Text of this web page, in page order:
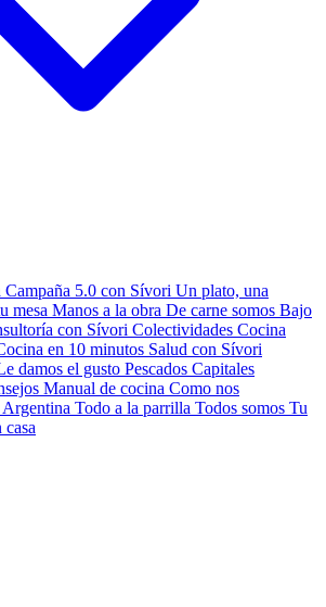
Campaña 5.0 con Sívori Un plato, una
mesa Manos a la obra De carne somos Bajo
con Sívori Colectividades Cocina
en 10 minutos Salud con Sívori
damos el gusto Pescados Capitales
Manual de cocina Como nos
Todo a la parrilla Todos somos Tu
casa